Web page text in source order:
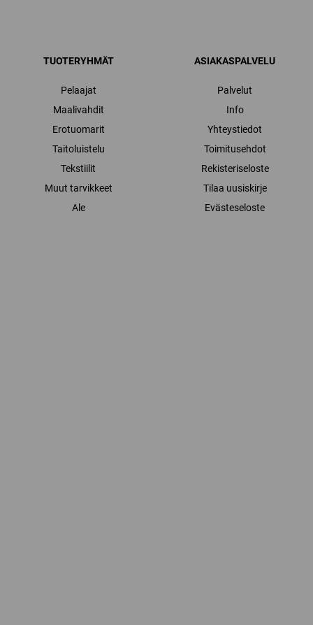
TUOTERYHMÄT
Pelaajat
Maalivahdit
Erotuomarit
Taitoluistelu
Tekstiilit
Muut tarvikkeet
Ale
ASIAKASPALVELU
Palvelut
Info
Yhteystiedot
Toimitusehdot
Rekisteriseloste
Tilaa uusiskirje
Evästeseloste